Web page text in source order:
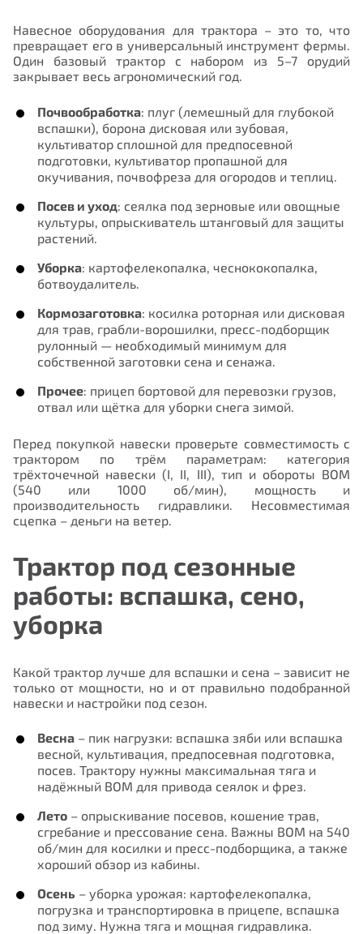
Навесное оборудования для трактора – это то, что
превращает его в универсальный инструмент фермы.
Один базовый трактор с набором из 5–7 орудий
закрывает весь агрономический год.
Почвообработка: плуг (лемешный для глубокой
вспашки), борона дисковая или зубовая,
культиватор сплошной для предпосевной
подготовки, культиватор пропашной для
окучивания, почвофреза для огородов и теплиц.
Посев и уход: сеялка под зерновые или овощные
культуры, опрыскиватель штанговый для защиты
растений.
Уборка: картофелекопалка, чеснококопалка,
ботвоудалитель.
Кормозаготовка: косилка роторная или дисковая
для трав, грабли-ворошилки, пресс-подборщик
рулонный — необходимый минимум для
собственной заготовки сена и сенажа.
Прочее: прицеп бортовой для перевозки грузов,
отвал или щётка для уборки снега зимой.
Перед покупкой навески проверьте совместимость с
трактором по трём параметрам: категория
трёхточечной навески (I, II, III), тип и обороты ВОМ
(540 или 1000 об/мин), мощность и
производительность гидравлики. Несовместимая
сцепка – деньги на ветер.
Трактор под сезонные
работы: вспашка, сено,
уборка
Какой трактор лучше для вспашки и сена – зависит не
только от мощности, но и от правильно подобранной
навески и настройки под сезон.
Весна – пик нагрузки: вспашка зяби или вспашка
весной, культивация, предпосевная подготовка,
посев. Трактору нужны максимальная тяга и
надёжный ВОМ для привода сеялок и фрез.
Лето – опрыскивание посевов, кошение трав,
сгребание и прессование сена. Важны ВОМ на 540
об/мин для косилки и пресс-подборщика, а также
хороший обзор из кабины.
Осень – уборка урожая: картофелекопалка,
погрузка и транспортировка в прицепе, вспашка
под зиму. Нужна тяга и мощная гидравлика.
Нам важно Ваше мнение. Здесь Вы
совершенствовании работы сайта
Отправить